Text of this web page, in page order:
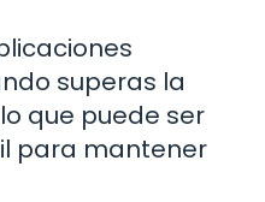
superas la
que puede ser
para mantener